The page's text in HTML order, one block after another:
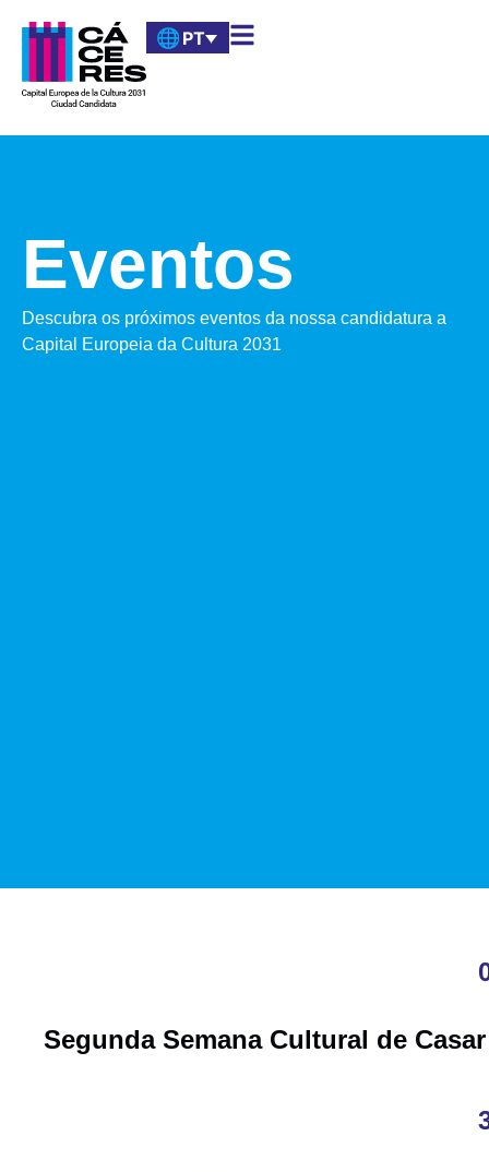
PT
Eventos
Descubra os próximos eventos da nossa candidatura a
Capital Europeia da Cultura 2031
Segunda Semana Cultural de